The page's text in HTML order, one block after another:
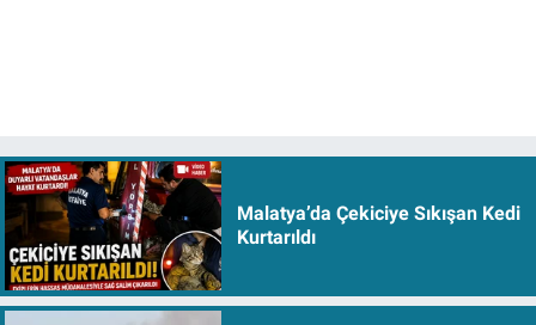
Malatya’da Çekiciye Sıkışan Kedi
Kurtarıldı